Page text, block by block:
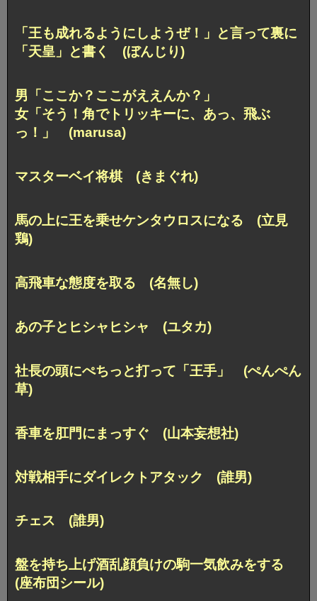
「王も成れるようにしようぜ！」と言って裏に
「天皇」と書く (ぼんじり)
男「ここか？ここがええんか？」
女「そう！角でトリッキーに、あっ、飛ぶ
っ！」 (marusa)
マスターベイ将棋 (きまぐれ)
馬の上に王を乗せケンタウロスになる (立見
鶏)
高飛車な態度を取る (名無し)
あの子とヒシャヒシャ (ユタカ)
社長の頭にぺちっと打って「王手」 (ぺんぺん
草)
香車を肛門にまっすぐ (山本妄想社)
対戦相手にダイレクトアタック (誰男)
チェス (誰男)
盤を持ち上げ酒乱顔負けの駒一気飲みをする
(座布団シール)